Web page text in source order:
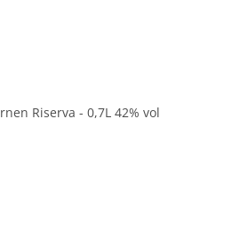
Riserva - 0,7L 42% vol
von 5 von 5 Sternen